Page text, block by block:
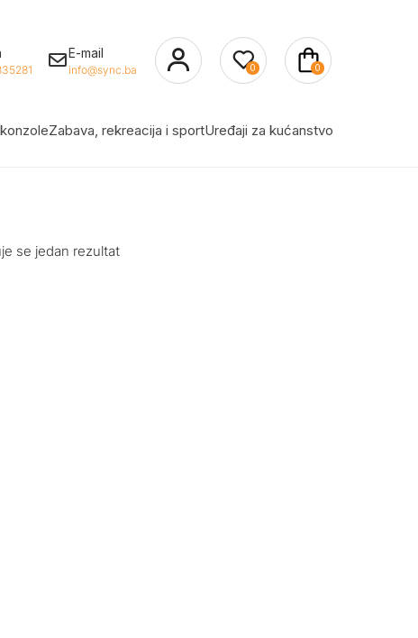
E-mail
info@sync.ba 0 0
Zabava, rekreacija i sportUređaji za kućanstvo
se jedan rezultat